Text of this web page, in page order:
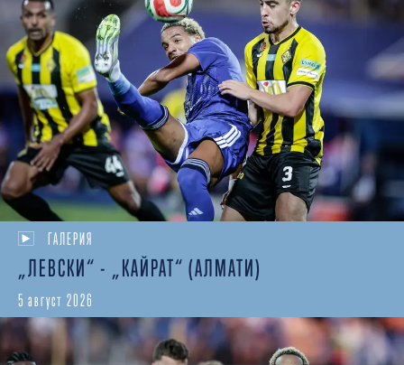
ГАЛЕРИЯ
„ЛЕВСКИ“ - „КАЙРАТ“ (АЛМАТИ)
5 август 2026